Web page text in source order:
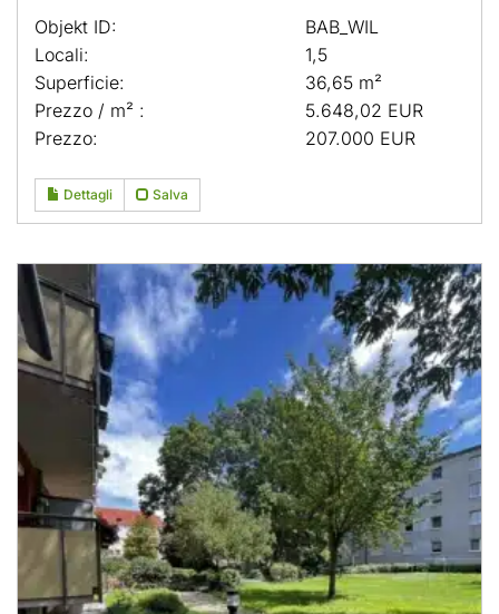
Objekt ID:
BAB_WIL
Locali:
1,5
Superficie:
36,65 m²
Prezzo / m² :
5.648,02 EUR
Prezzo:
207.000 EUR
Dettagli Salva